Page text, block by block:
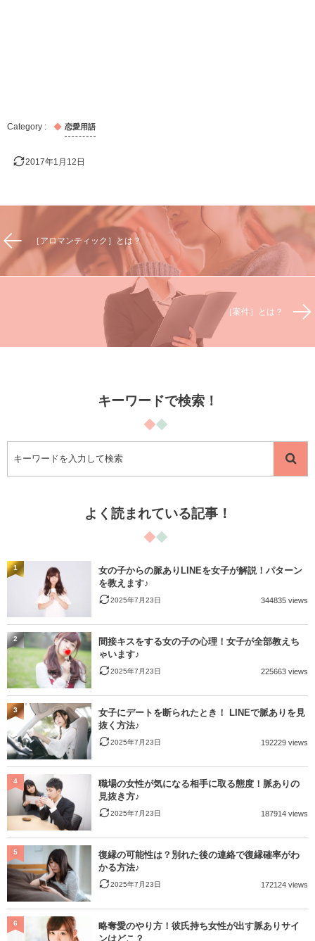
恋愛用語
2017年1月12日
［アロマンティック］とは？
［案件］とは？
キーワードで検索！
よく読まれている記事！
女の子からの脈ありLINEを女子が解説！パターン
を教えます♪
2025年7月23日 344835 views
1
間接キスをする女の子の心理！女子が全部教えち
ゃいます♪
2025年7月23日 225663 views
2
女子にデートを断られたとき！ LINEで脈ありを見
抜く方法♪
2025年7月23日 192229 views
3
職場の女性が気になる相手に取る態度！脈ありの
見抜き方♪
2025年7月23日 187914 views
4
復縁の可能性は？別れた後の連絡で復縁確率がわ
かる方法♪
2025年7月23日 172124 views
5
略奪愛のやり方！彼氏持ち女性が出す脈ありサイ
ンはどこ？
6